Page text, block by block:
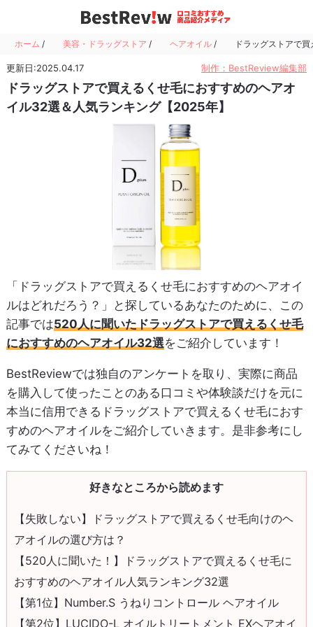
ホーム / 美容・ドラッグストア / ヘアオイル / ドラッグストアで
更新日:2025.04.17 制作：BestReview編集部
ドラッグストアで買えるくせ毛におすすめのヘアオ
イル32選＆人気ランキング【2025年】
「ドラッグストアで買えるくせ毛におすすめのヘアオイ
ルはどれだろう？」と探しているあなたのために、この
記事では520人に聞いたドラッグストアで買えるくせ毛
におすすめのヘアオイル32選をご紹介しています！
BestReviewでは独自のアンケートを取り、実際に商品
を購入して使ったことのある口コミや体験談だけを元に
本当に信用できるドラッグストアで買えるくせ毛におす
すめのヘアオイルをご紹介していきます。是非参考にし
てみてくださいね！
好きなところから読めます
【失敗しない】ドラッグストアで買えるくせ毛向けのヘ
アオイルの選び方は？
【520人に聞いた！】ドラッグストアで買えるくせ毛に
おすすめのヘアオイル人気ランキング32選
【第1位】Number.S うねりコントロール ヘアオイル
【第2位】LUCIDO-L オイルトリートメント EXヘアオイ